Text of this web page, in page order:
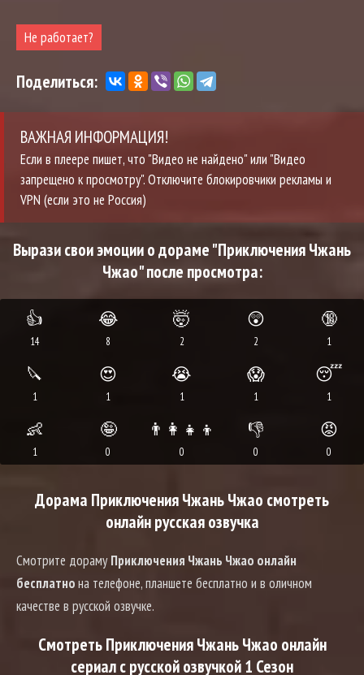
Не работает?
Поделиться:
ВАЖНАЯ ИНФОРМАЦИЯ!
Если в плеере пишет, что "Видео не найдено" или "Видео
запрещено к просмотру". Отключите блокировчики рекламы и
VPN (если это не Россия)
Вырази свои эмоции о дораме "Приключения Чжань
Чжао" после просмотра:
👍
14
😂
8
🤯
2
😲
2
🔞
1
🔪
1
😍
1
😭
1
😱
1
😴
1
👶
1
🤪
0
👨‍👩‍👧‍👦
0
👎
0
😡
0
Дорама Приключения Чжань Чжао смотреть
онлайн русская озвучка
Смотрите дорамуПриключения Чжань Чжао онлайн
бесплатнона телефоне, планшете бесплатно и в оличном
качестве в русской озвучке.
Смотреть Приключения Чжань Чжао онлайн
сериал с русской озвучкой 1 Сезон